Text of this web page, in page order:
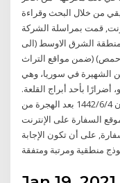
من خلال البحث وقراءة
قمت بمراسلة الشركة
الشرق الاوسط (الى
(حمص) (ضمن مواقع التراث
الشهيرة في سوريا، وهي
أضرارًا بأحد أبراج القلعة.
تُظهر اللقطات انفجارًا كبيرًا فيما يبدو أن 4‏‏/6‏‏/1442 بعد الهجرة من
السفارة على الإنترنت
على أن تكون الإجابة
منطقية ومرتبة ومتفقة